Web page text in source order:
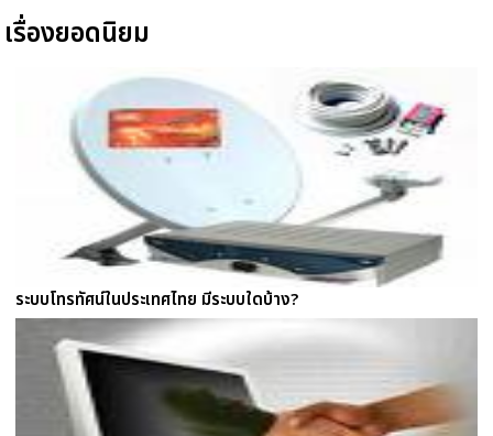
เรื่องยอดนิยม
ระบบโทรทัศน์ในประเทศไทย มีระบบใดบ้าง?